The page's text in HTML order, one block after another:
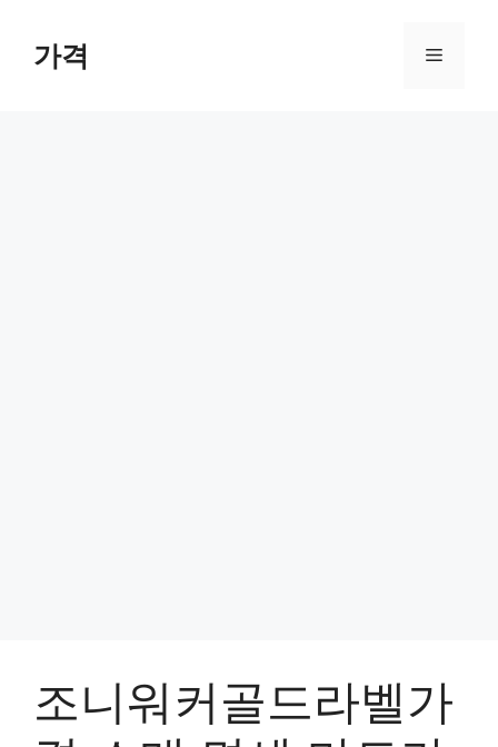
가격 메
조니워커골드라벨가